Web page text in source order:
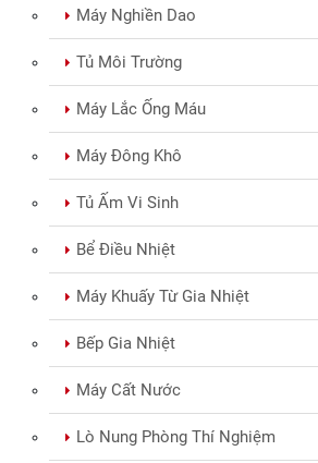
Máy Nghiền Dao
Tủ Môi Trường
Máy Lắc Ống Máu
Máy Đông Khô
Tủ Ấm Vi Sinh
Bể Điều Nhiệt
Máy Khuấy Từ Gia Nhiệt
Bếp Gia Nhiệt
Máy Cất Nước
Lò Nung Phòng Thí Nghiệm